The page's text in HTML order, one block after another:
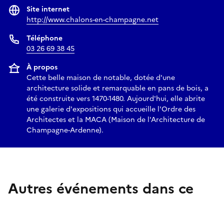
Site internet
http://www.chalons-en-champagne.net
Téléphone
03 26 69 38 45
À propos
Cette belle maison de notable, dotée d'une
architecture solide et remarquable en pans de bois, a
été construite vers 1470-1480. Aujourd'hui, elle abrite
une galerie d'expositions qui accueille l'Ordre des
Architectes et la MACA (Maison de l'Architecture de
Champagne-Ardenne).
Autres événements dans ce